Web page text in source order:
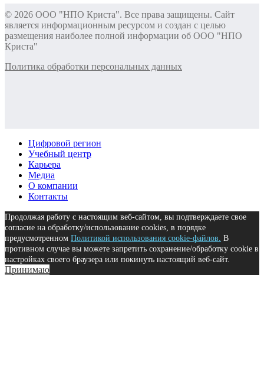
© 2026 ООО "НПО Криста". Все права защищены. Сайт
является информационным ресурсом и создан с целью
размещения наиболее полной информации об ООО "НПО
Криста"
Политика обработки персональных данных
Цифровой регион
Учебный центр
Карьера
Медиа
О компании
Контакты
Продолжая работу с настоящим веб-сайтом, вы подтверждаете свое
согласие на обработку/использование cookies, в порядке
предусмотренном Политикой использования cookie-файлов. В
противном случае вы можете запретить сохранение/обработку cookie в
настройках своего браузера или покинуть настоящий веб-сайт.
Принимаю